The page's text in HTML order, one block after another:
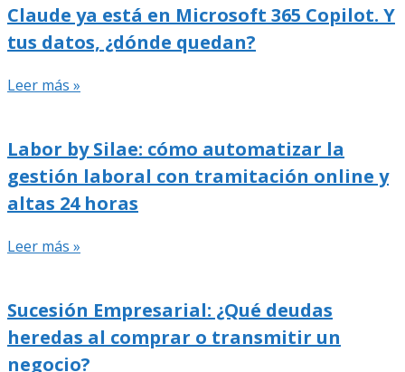
Claude ya está en Microsoft 365 Copilot. Y
tus datos, ¿dónde quedan?
Leer más »
Labor by Silae: cómo automatizar la
gestión laboral con tramitación online y
altas 24 horas
Leer más »
Sucesión Empresarial: ¿Qué deudas
heredas al comprar o transmitir un
negocio?